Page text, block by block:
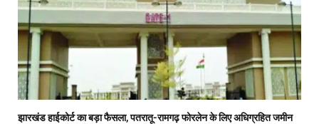
झारखंड हाईकोर्ट का बड़ा फैसला, पतरातू-रामगढ़ फोरलेन के लिए अधिग्रहित जमीन